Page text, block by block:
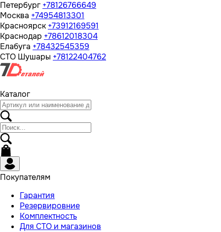
Петербург +78126766649
Москва +74954813301
Красноярск +73912169591
Краснодар +78612018304
Елабуга +78432545359
СТО Шушары +78122404762
Каталог
Покупателям
Гарантия
Резервировние
Комплектность
Для СТО и магазинов